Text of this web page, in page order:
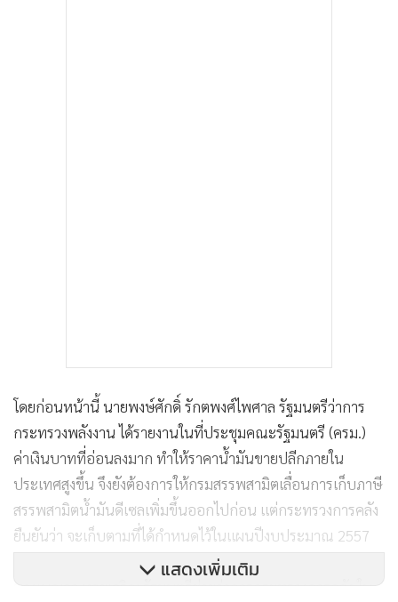
โดยก่อนหน้านี้ นายพงษ์ศักดิ์ รักตพงศ์ไพศาล รัฐมนตรีว่าการ
กระทรวงพลังงาน ได้รายงานในที่ประชุมคณะรัฐมนตรี (ครม.)
ค่าเงินบาทที่อ่อนลงมาก ทำให้ราคาน้ำมันขายปลีกภายใน
ประเทศสูงขึ้น จึงยังต้องการให้กรมสรรพสามิตเลื่อนการเก็บภาษี
สรรพสามิตน้ำมันดีเซลเพิ่มขึ้นออกไปก่อน แต่กระทรวงการคลัง
ยืนยันว่า จะเก็บตามที่ได้กำหนดไว้ในแผนปีงบประมาณ 2557
นางเบญจา หลุยเจริญ รัฐมนตรีช่วยว่าการกระทรวงการคลัง ใน
แสดงเพิ่มเติม